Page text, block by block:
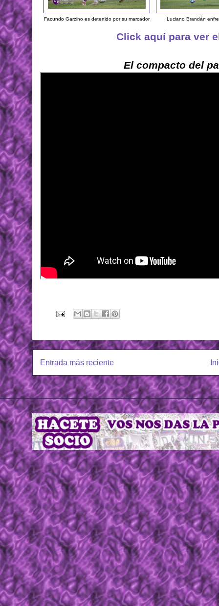
Facundo Garzino es detenido por su marcador Luciano Brandán
Click aquí para ver
El compacto del
Entrada más reciente